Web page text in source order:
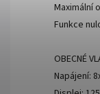
Maximální
Funkce
OBECNÉ
Napájení: